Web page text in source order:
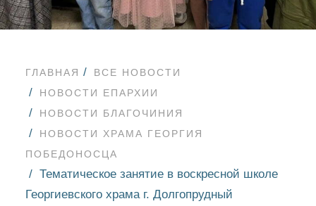
ГЛАВНАЯ
ВСЕ НОВОСТИ
НОВОСТИ ЕПАРХИИ
НОВОСТИ БЛАГОЧИНИЯ
НОВОСТИ ХРАМА ГЕОРГИЯ
ПОБЕДОНОСЦА
Тематическое занятие в воскресной школе
Георгиевского храма г. Долгопрудный